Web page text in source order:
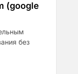
(google
без